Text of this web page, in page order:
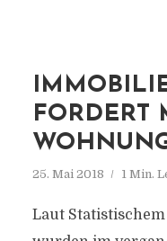
FORDERT
25. Mai 2018 1 Min.
Laut